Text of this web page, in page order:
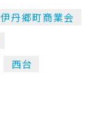
伊丹郷町商業会
西台